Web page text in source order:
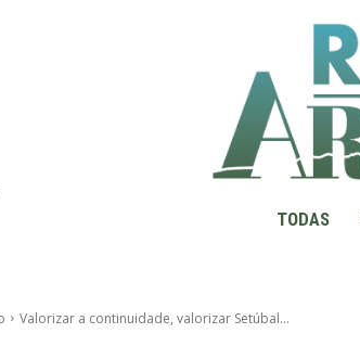
TODAS
Valorizar a continuidade, valorizar Setúbal...